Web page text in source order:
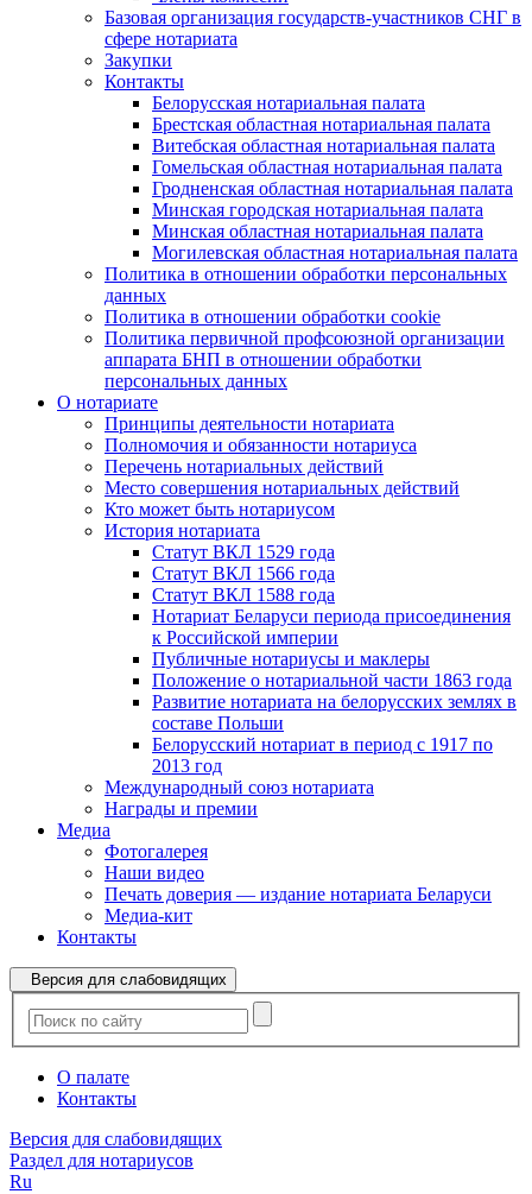
Базовая организация государств-участников СНГ в
сфере нотариата
Закупки
Контакты
Белорусская нотариальная палата
Брестская областная нотариальная палата
Витебская областная нотариальная палата
Гомельская областная нотариальная палата
Гродненская областная нотариальная палата
Минская городская нотариальная палата
Минская областная нотариальная палата
Могилевская областная нотариальная палата
Политика в отношении обработки персональных
данных
Политика в отношении обработки cookie
Политика первичной профсоюзной организации
аппарата БНП в отношении обработки
персональных данных
О нотариате
Принципы деятельности нотариата
Полномочия и обязанности нотариуса
Перечень нотариальных действий
Место совершения нотариальных действий
Кто может быть нотариусом
История нотариата
Статут ВКЛ 1529 года
Статут ВКЛ 1566 года
Статут ВКЛ 1588 года
Нотариат Беларуси периода присоединения
к Российской империи
Публичные нотариусы и маклеры
Положение о нотариальной части 1863 года
Развитие нотариата на белорусских землях в
составе Польши
Белорусский нотариат в период с 1917 по
2013 год
Международный союз нотариата
Награды и премии
Медиа
Фотогалерея
Наши видео
Печать доверия — издание нотариата Беларуси
Медиа-кит
Контакты
Версия для слабовидящих
О палате
Контакты
Версия для слабовидящих
Раздел для нотариусов
Ru